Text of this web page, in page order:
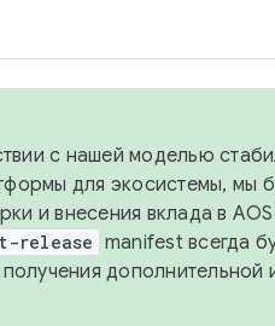
с нашей моделью
для экосистемы, мы
и внесения вклада в
release manifest всегда